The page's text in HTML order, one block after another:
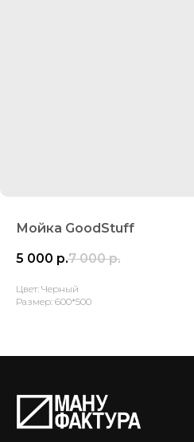
Мойка GoodStuff
5 000 р.7 000 р.
Цвет: Черный
Размер: 600*500